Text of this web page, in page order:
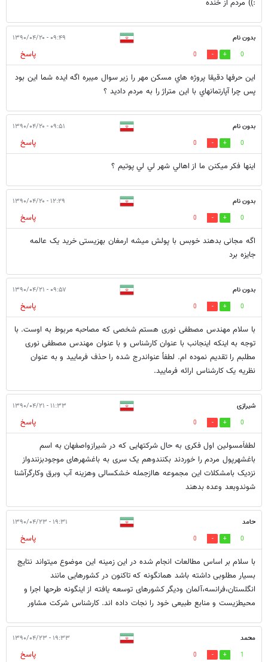
:)) مردم از خنده
بدون نام ۰۹:۴۹ - ۱۳۹۰/۰۴/۲۰
0
0
پاسخ
اين حرفها دقيقا پروژه هاي مسكن مهر را زير سوال ميبره اگه ايده شما اين بود
پس چرا آپارتمانهاي با اين متراژ را به مردم داديد ؟
بدون نام ۰۹:۵۱ - ۱۳۹۰/۰۴/۲۰
0
0
پاسخ
اينها فكر ميكنن ما از اهالي شهر لي لي پوتيم ؟
بدون نام ۱۲:۲۹ - ۱۳۹۰/۰۴/۲۰
0
0
پاسخ
اگه مجانی بدهند خوبس با پولش میشه ارمغان بهزیستی خرید یک عالمه
جایزه برد
بدون نام ۰۹:۵۷ - ۱۳۹۰/۰۴/۲۱
0
0
پاسخ
با سلام مهندس مصطفی نوری هستم شخصی که مصاحبه مربوط به اوست. با
توجه به اینکه اینجانب با عنوان کارشناس و با عنوان مهندس مصطفی نوری
مطلبم را تقدیم نموده ام. لطفاً عنواندرج شده را حذف فرمایید و به عنوان
نظریه یک کارشناس ارائه فرمایید.
شیرازی ۱۱:۳۳ - ۱۳۹۰/۰۴/۲۱
0
0
پاسخ
لطفاَمسولین اول فکری به حال شرکتهایی که در شیرازواصفهان به اسم
باغشهرپول مردم را خوردند بکنندوهم یک سری به باغشهرهای موجودبزنندواز
نزدیک بامشکلات این مجموعه هاازجمله خشکسالی وهزینه آب وبرق وکارگرآشنا
شوندوبعد وعده بدهند
حامد ۱۹:۳۱ - ۱۳۹۰/۰۴/۲۳
0
0
پاسخ
با سلام بر اساس مطالعات انجام شده در این زمینه این موضوع میتواند نتایج
بسیار مطلوبی داشته باشد همانگونه که تاکنون در کشورهایی مانند
انگلستان،فرانسه،آلمان ودیگر کشورهای توسعه یافته از اینگونه طرحها اجرا و
محیطزیست و منابع طبیعی خود را نجات داده اند. کارشناس شرکت مشاور
محمد ۱۹:۳۳ - ۱۳۹۰/۰۴/۲۳
1
0
پاسخ